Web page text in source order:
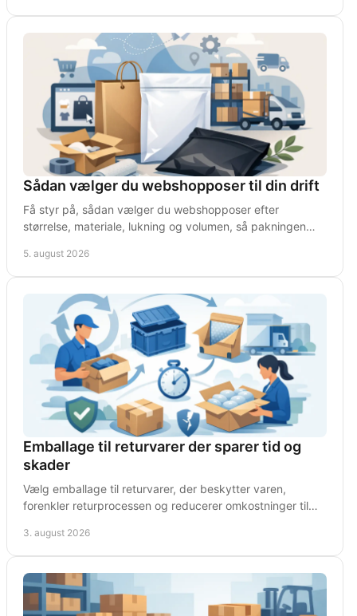
Sådan vælger du webshopposer til din drift
Få styr på, sådan vælger du webshopposer efter
størrelse, materiale, lukning og volumen, så pakningen
5. august 2026
Emballage til returvarer der sparer tid og
skader
Vælg emballage til returvarer, der beskytter varen,
forenkler returprocessen og reducerer omkostninger til
3. august 2026